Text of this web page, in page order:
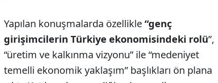
Yapılan konuşmalarda özellikle“genç
girişimcilerin Türkiye ekonomisindeki rolü”,
“üretim ve kalkınma vizyonu” ile “medeniyet
temelli ekonomik yaklaşım” başlıkları ön plana